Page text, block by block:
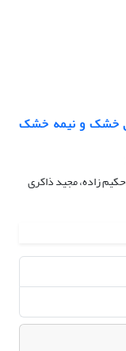
خشک و نیمه خشک
زاده، مجید ذاکری